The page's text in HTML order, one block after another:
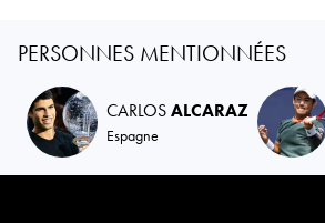
PERSONNES MENTIONNÉES
CARLOSALCARAZ
Espagne